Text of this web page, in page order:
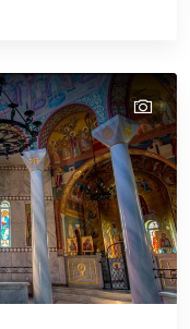
text
text
text
text